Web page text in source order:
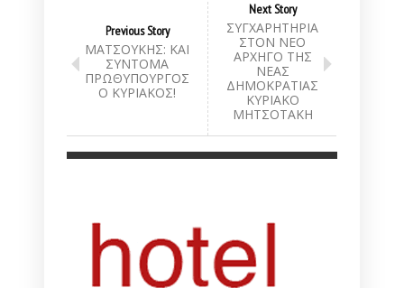
Previous Story
ΜΑΤΣΟΥΚΗΣ: ΚΑΙ
ΣΥΝΤΟΜΑ
ΠΡΩΘΥΠΟΥΡΓΟΣ
Ο ΚΥΡΙΑΚΟΣ!
Next Story
ΣΥΓΧΑΡΗΤΗΡΙΑ
ΣΤΟΝ ΝΕΟ
ΑΡΧΗΓΟ ΤΗΣ
ΝΕΑΣ
ΔΗΜΟΚΡΑΤΙΑΣ
ΚΥΡΙΑΚΟ
ΜΗΤΣΟΤΑΚΗ